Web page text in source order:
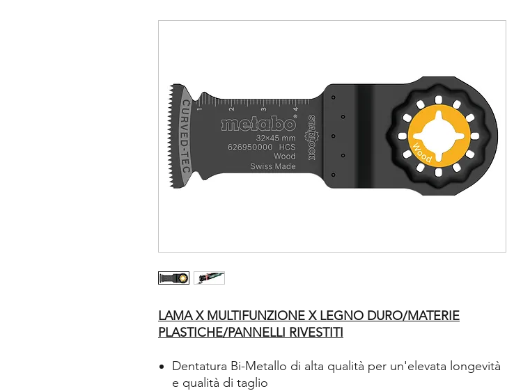
LAMA X MULTIFUNZIONE X LEGNO DURO/MATERIE
PLASTICHE/PANNELLI RIVESTITI
Dentatura Bi-Metallo di alta qualità per un'elevata longevità
e qualità di taglio